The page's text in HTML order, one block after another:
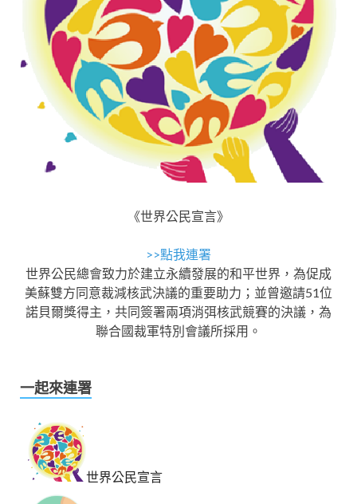
《世界公民宣言》
>>點我連署
世界公民總會致力於建立永續發展的和平世界，為促成
美蘇雙方同意裁減核武決議的重要助力；並曾邀請51位
諾貝爾獎得主，共同簽署兩項消弭核武競賽的決議，為
聯合國裁軍特別會議所採用。
一起來連署
世界公民宣言